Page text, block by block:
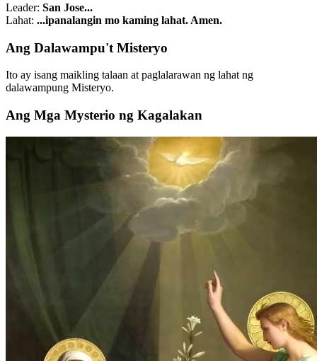
Leader: San Jose...
Lahat: ...ipanalangin mo kaming lahat. Amen.
Ang Dalawampu't Misteryo
Ito ay isang maikling talaan at paglalarawan ng lahat ng
dalawampung Misteryo.
Ang Mga Mysterio ng Kagalakan